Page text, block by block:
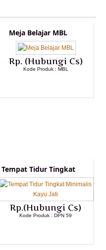
Meja Belajar MBL
Rp. (Hubungi Cs)
Kode Produk : MBL
Tempat Tidur Tingkat
Rp.(Hubungi Cs)
Kode Produk : DPN 59